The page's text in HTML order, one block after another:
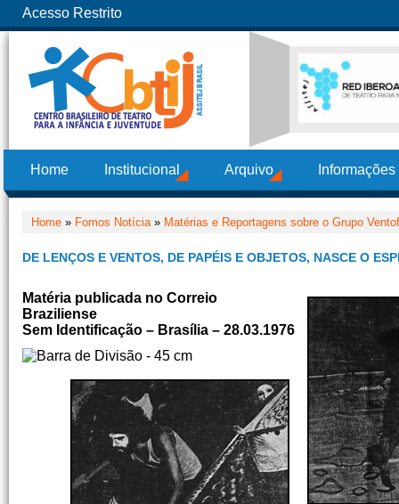
Acesso Restrito
Home Institucional Arquivo
Home » Fomos Notícia» Matérias e Reportagens sobre o Grupo
DE LENÇOS E VENTOS, DE PAPÉIS E OBJETOS, NASCE O
Matéria publicada no Correio
Braziliense
Sem Identificação – Brasília – 28.03.1976